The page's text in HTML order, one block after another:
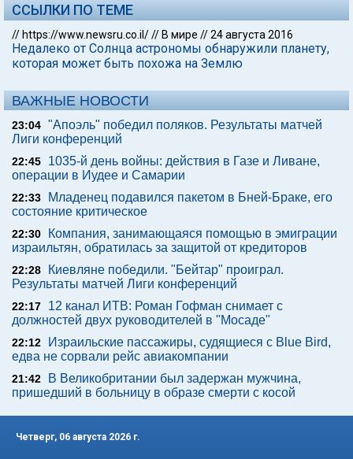
ССЫЛКИ ПО ТЕМЕ
// https://www.newsru.co.il/// В мире //24 августа 2016
Недалеко от Солнца астрономы обнаружили планету,
которая может быть похожа на Землю
ВАЖНЫЕ НОВОСТИ
23:04 "Апоэль" победил поляков. Результаты матчей
Лиги конференций
22:45
1035-й день войны: действия в Газе и Ливане,
операции в Иудее и Самарии
22:33
Младенец подавился пакетом в Бней-Браке, его
состояние критическое
22:30
Компания, занимающаяся помощью в эмиграции
израильтян, обратилась за защитой от кредиторов
22:28
Киевляне победили. "Бейтар" проиграл.
Результаты матчей Лиги конференций
22:17
12 канал ИТВ: Роман Гофман снимает с
должностей двух руководителей в "Мосаде"
22:12
Израильские пассажиры, судящиеся с Blue Bird,
едва не сорвали рейс авиакомпании
21:42
В Великобритании был задержан мужчина,
пришедший в больницу в образе смерти с косой
Четверг, 06 августа 2026 г.